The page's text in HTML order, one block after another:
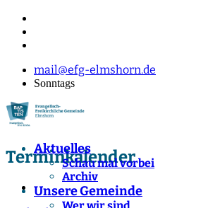
mail@efg-elmshorn.de
Sonntags
Aktuelles
Schau mal vorbei
Archiv
Unsere Gemeinde
Terminkalender